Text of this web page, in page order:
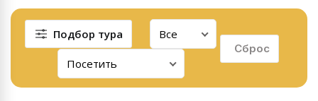
Подбор тура
Сброс